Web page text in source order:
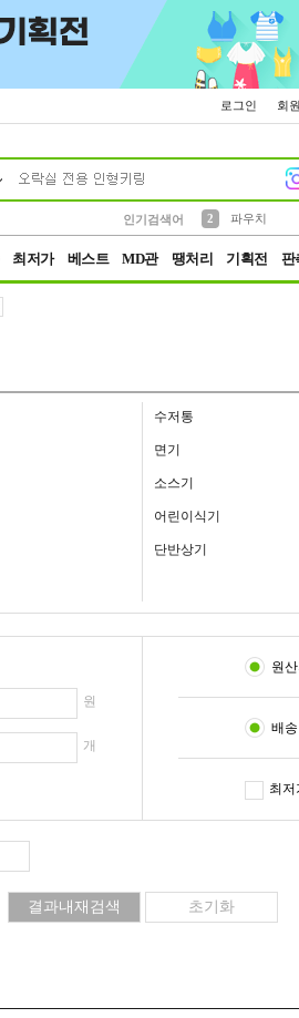
로그인 회
인기검색어
2
파우치
최저가 베스트 MD관 땡처리 기획전 판
수저통
면기
소스기
어린이식기
단반상기
원
개
원
배송
최저